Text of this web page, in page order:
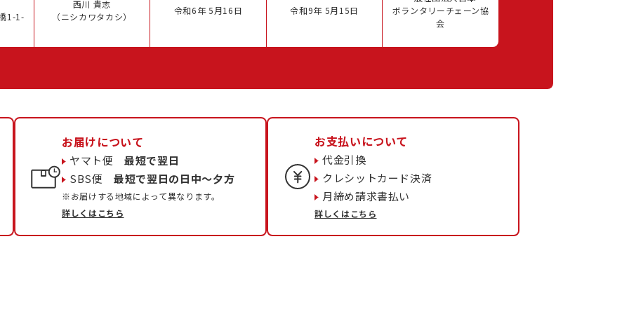
1-1-
西川 貴志
（ニシカワタカシ）
令和6年 5月16日 令和9年 5月15日
ボランタリーチェーン協
会
お届けについて
ヤマト便最短で翌日
SBS便最短で翌日の日中〜夕方
※お届けする地域によって異なります。
詳しくはこちら
お支払いについて
代金引換
クレシットカード決済
月締め請求書払い
詳しくはこちら